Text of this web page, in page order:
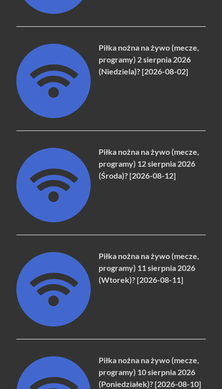
Piłka nożna na żywo (mecze,
programy) 2 sierpnia 2026
(Niedziela)? [2026-08-02]
Piłka nożna na żywo (mecze,
programy) 12 sierpnia 2026
(Środa)? [2026-08-12]
Piłka nożna na żywo (mecze,
programy) 11 sierpnia 2026
(Wtorek)? [2026-08-11]
Piłka nożna na żywo (mecze,
programy) 10 sierpnia 2026
(Poniedziałek)? [2026-08-10]